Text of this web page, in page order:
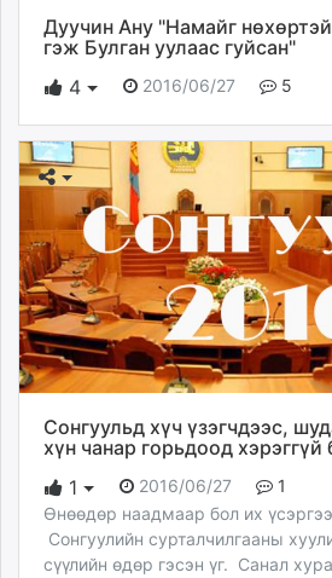
Дуучин Ану "Намайг
гэж Булган уулаас гуйсан"
4
2016/06/27 5
Сонгуульд хүч үзэгчдээс,
хүн чанар горьдоод хэрэггүй
1
2016/06/27
1
Өнөөдөр наадмаар бол их
Сонгуулийн сурталчилгааны
сүүлийн өдөр гэсэн үг. Санал